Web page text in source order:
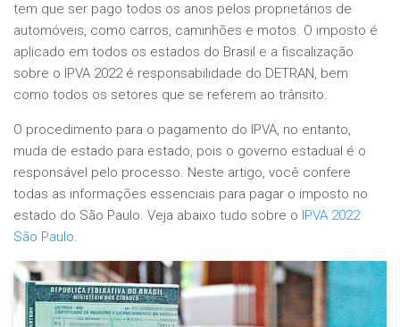
tem que ser pago todos os anos pelos proprietários de
automóveis, como carros, caminhões e motos. O imposto é
aplicado em todos os estados do Brasil e a fiscalização
sobre o IPVA 2022 é responsabilidade do DETRAN, bem
como todos os setores que se referem ao trânsito.
O procedimento para o pagamento do IPVA, no entanto,
muda de estado para estado, pois o governo estadual é o
responsável pelo processo. Neste artigo, você confere
todas as informações essenciais para pagar o imposto no
estado do São Paulo. Veja abaixo tudo sobre o IPVA 2022
São Paulo.